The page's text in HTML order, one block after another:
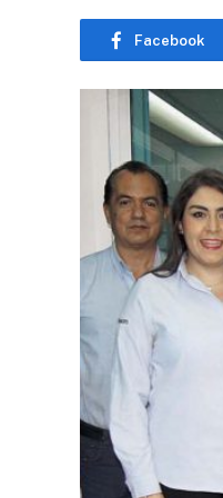
Facebook